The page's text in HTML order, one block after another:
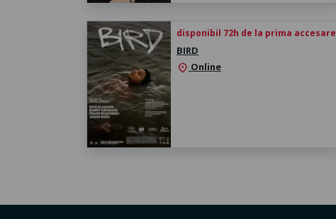
disponibil 72h de la prima accesare
BIRD
location_on Online